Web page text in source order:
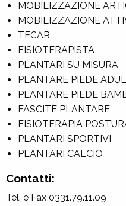
MOBILIZZAZIONE
MOBILIZZAZIONE
TECAR
FISIOTERAPISTA
PLANTARI SU MISURA
PLANTARE PIEDE
PLANTARE PIEDE
FASCITE PLANTARE
FISIOTERAPIA
PLANTARI SPORTIVI
PLANTARI CALCIO
Contatti:
Tel. e Fax 0331.79.11.09